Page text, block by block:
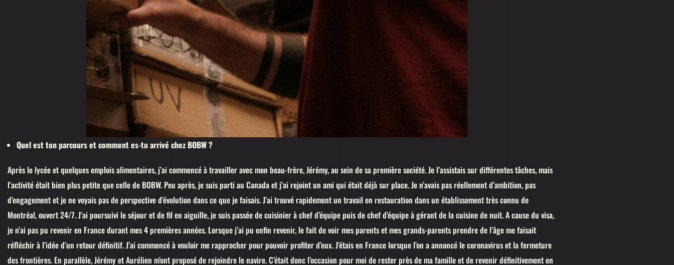
Quel est ton parcours et comment es-tu arrivé chez BOBW ?
Après le lycée et quelques emplois alimentaires, j’ai commencé à travailler avec mon beau-frère, Jérémy, au sein de sa première société. Je l’assistais sur différentes tâches, mais
l’activité était bien plus petite que celle de BOBW. Peu après, je suis parti au Canada et j’ai rejoint un ami qui était déjà sur place. Je n’avais pas réellement d’ambition, pas
d’engagement et je ne voyais pas de perspective d’évolution dans ce que je faisais. J’ai trouvé rapidement un travail en restauration dans un établissement très connu de
Montréal, ouvert 24/7. J’ai poursuivi le séjour et de fil en aiguille, je suis passée de cuisinier à chef d’équipe puis de chef d’équipe à gérant de la cuisine de nuit. A cause du visa,
je n’ai pas pu revenir en France durant mes 4 premières années. Lorsque j’ai pu enfin revenir, le fait de voir mes parents et mes grands-parents prendre de l’âge me faisait
réfléchir à l’idée d’un retour définitif. J’ai commencé à vouloir me rapprocher pour pouvoir profiter d’eux. J’étais en France lorsque l’on a annoncé le coronavirus et la fermeture
des frontières. En parallèle, Jérémy et Aurélien m’ont proposé de rejoindre le navire. C’était donc l’occasion pour moi de rester près de ma famille et de revenir définitivement en